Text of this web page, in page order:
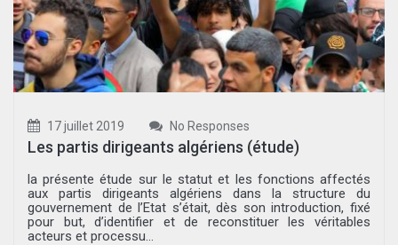
17 juillet 2019 No Responses
Les partis dirigeants algériens (étude)
la présente étude sur le statut et les fonctions affectés
aux partis dirigeants algériens dans la structure du
gouvernement de l’Etat s’était, dès son introduction, fixé
pour but, d’identifier et de reconstituer les véritables
acteurs et processu...